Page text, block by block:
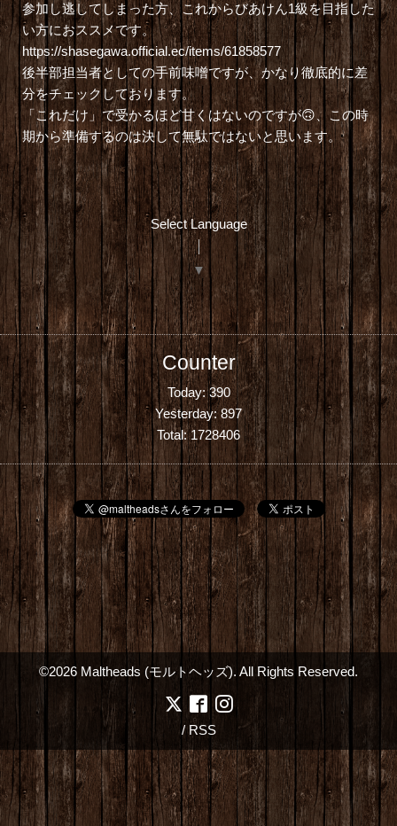
参加し逃してしまった方、これからびあけん1級を目指した
い方におススメです。
https://shasegawa.official.ec/items/61858577
後半部担当者としての手前味噌ですが、かなり徹底的に差
分をチェックしております。
「これだけ」で受かるほど甘くはないのですが🙃、この時
期から準備するのは決して無駄ではないと思います。
Select Language
▼
Counter
Today:390
Yesterday:897
Total:1728406
©2026 Maltheads (モルトヘッズ). All Rights Reserved.
/ RSS